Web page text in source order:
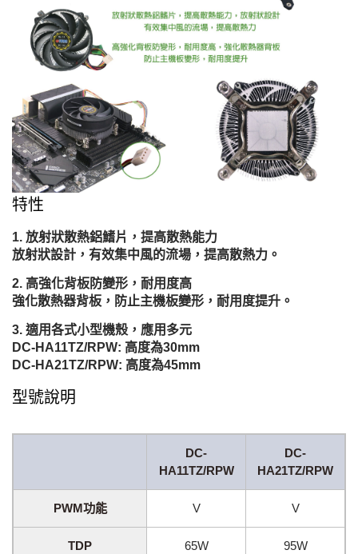
特性
放射狀散熱鋁鰭片，提高散熱能力
放射狀設計，有效集中風的流場，提高散熱力。
高強化背板防變形，耐用度高
強化散熱器背板，防止主機板變形，耐用度提升。
適用各式小型機殼，應用多元
DC-HA11TZ/RPW: 高度為30mm
DC-HA21TZ/RPW: 高度為45mm
型號說明
DC-
HA11TZ/RPW
DC-
HA21TZ/RPW
PWM功能 V V
TDP 65W 95W